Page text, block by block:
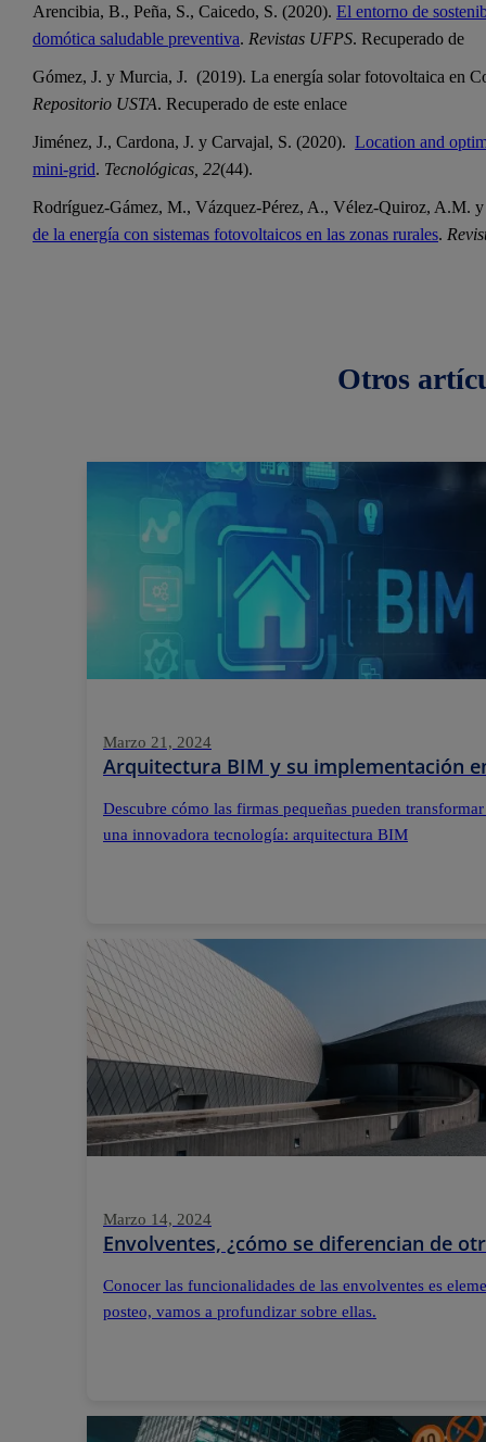
Arencibia, B., Peña, S., Caicedo, S. (2020). El entorno de
domótica saludable preventiva. Revistas UFPS. Recuperado de
Gómez, J. y Murcia, J. (2019). La energía solar fotovoltaica en
Repositorio USTA. Recuperado de este enlace
Jiménez, J., Cardona, J. y Carvajal, S. (2020). Location and
mini-grid. Tecnológicas, 22(44).
Rodríguez-Gámez, M., Vázquez-Pérez, A., Vélez-Quiroz, A.M.
de la energía con sistemas fotovoltaicos en las zonas rurales.
Otros
Marzo 21, 2024
Arquitectura BIM y su implementación
Descubre cómo las firmas pequeñas pueden
una innovadora tecnología: arquitectura BIM
Marzo 14, 2024
Envolventes, ¿cómo se diferencian de
Conocer las funcionalidades de las envolventes es
posteo, vamos a profundizar sobre ellas.